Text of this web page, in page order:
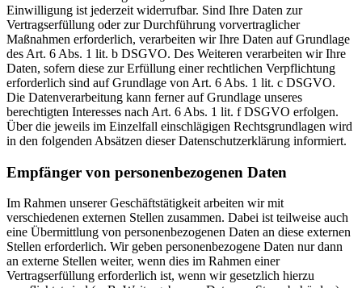
Einwilligung ist jederzeit widerrufbar. Sind Ihre Daten zur
Vertragserfüllung oder zur Durchführung vorvertraglicher
Maßnahmen erforderlich, verarbeiten wir Ihre Daten auf Grundlage
des Art. 6 Abs. 1 lit. b DSGVO. Des Weiteren verarbeiten wir Ihre
Daten, sofern diese zur Erfüllung einer rechtlichen Verpflichtung
erforderlich sind auf Grundlage von Art. 6 Abs. 1 lit. c DSGVO.
Die Datenverarbeitung kann ferner auf Grundlage unseres
berechtigten Interesses nach Art. 6 Abs. 1 lit. f DSGVO erfolgen.
Über die jeweils im Einzelfall einschlägigen Rechtsgrundlagen wird
in den folgenden Absätzen dieser Datenschutzerklärung informiert.
Empfänger von personenbezogenen Daten
Im Rahmen unserer Geschäftstätigkeit arbeiten wir mit
verschiedenen externen Stellen zusammen. Dabei ist teilweise auch
eine Übermittlung von personenbezogenen Daten an diese externen
Stellen erforderlich. Wir geben personenbezogene Daten nur dann
an externe Stellen weiter, wenn dies im Rahmen einer
Vertragserfüllung erforderlich ist, wenn wir gesetzlich hierzu